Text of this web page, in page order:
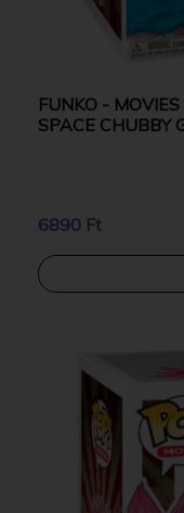
FUNKO -
SPACE CHUBBY
6890 Ft